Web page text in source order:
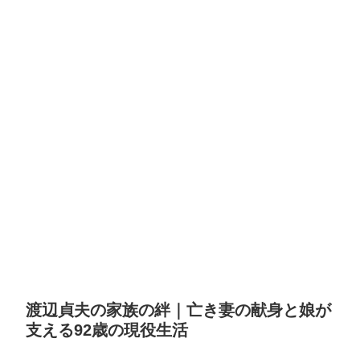
渡辺貞夫の家族の絆｜亡き妻の献身と娘が
支える92歳の現役生活